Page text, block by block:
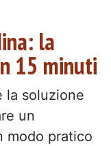
la
15 minuti
la soluzione
un
modo pratico